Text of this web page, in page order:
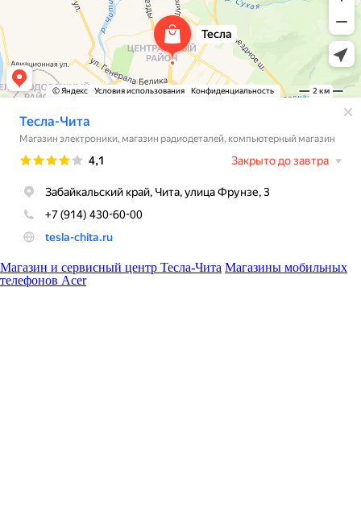
Магазин и сервисный центр Тесла-Чита Магазины мобильных
телефонов Acer